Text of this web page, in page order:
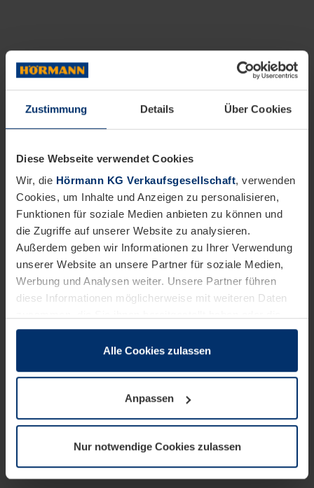
Zustimmung Details Über Cookies
Diese Webseite verwendet Cookies
Wir, die Hörmann KG Verkaufsgesellschaft, verwenden
Cookies, um Inhalte und Anzeigen zu personalisieren,
Funktionen für soziale Medien anbieten zu können und
die Zugriffe auf unserer Website zu analysieren.
Außerdem geben wir Informationen zu Ihrer Verwendung
unserer Website an unsere Partner für soziale Medien,
Werbung und Analysen weiter. Unsere Partner führen
diese Informationen möglicherweise mit weiteren Daten
sie im Rahmen Ihrer Nutzung der Dienste gesammelt
wenn diese für den Betrieb dieser Seite unbedingt
notwendig sind. Für alle anderen Cookie-Typen benötigen
wir Ihre Erlaubnis. Ihre Einwilligung können Sie jederzeit
Datenschutzerklärungunserer Website ändern oder
widerrufen.
Alle Cookies zulassen
Anpassen
Nur notwendige Cookies zulassen